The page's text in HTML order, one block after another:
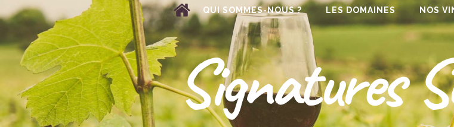
QUI SOMMES-NOUS ? LES DOMAINES NOS
Signatures